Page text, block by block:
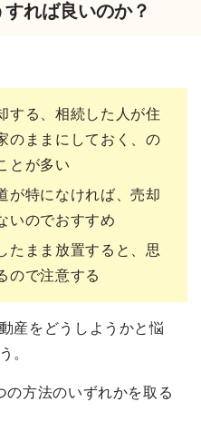
れば良いのか？
する、相続した人が住
のままにしておく、の
とが多い
が特になければ、売却
いのでおすすめ
たまま放置すると、思
ので注意する
産をどうしようかと悩
。
方法のいずれかを取る